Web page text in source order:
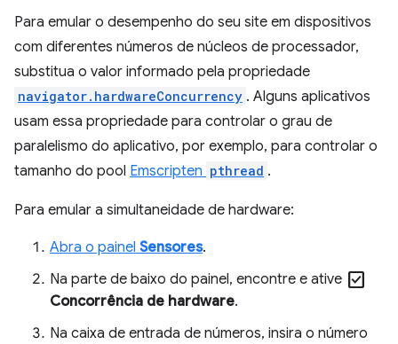
Para emular o desempenho do seu site em dispositivos
com diferentes números de núcleos de processador,
substitua o valor informado pela propriedade
navigator.hardwareConcurrency . Alguns aplicativos
usam essa propriedade para controlar o grau de
paralelismo do aplicativo, por exemplo, para controlar o
tamanho do pool Emscripten pthread .
Para emular a simultaneidade de hardware:
Abra o painel Sensores.
Na parte de baixo do painel, encontre e ative check_box
Concorrência de hardware.
Na caixa de entrada de números, insira o número